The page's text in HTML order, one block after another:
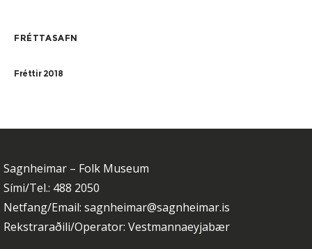
FRÉTTASAFN
Fréttir 2018
Sagnheimar – Folk Museum
Sími/Tel.: 488 2050
Netfang/Email: sagnheimar@sagnheimar.is
Rekstraraðili/Operator: Vestmannaeyjabær